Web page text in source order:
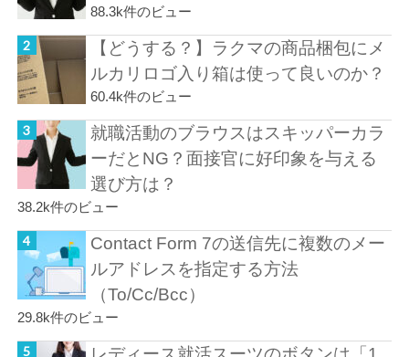
88.3k件のビュー
【どうする？】ラクマの商品梱包にメ
ルカリロゴ入り箱は使って良いのか？
60.4k件のビュー
就職活動のブラウスはスキッパーカラ
ーだとNG？面接官に好印象を与える
選び方は？
38.2k件のビュー
Contact Form 7の送信先に複数のメー
ルアドレスを指定する方法
（To/Cc/Bcc）
29.8k件のビュー